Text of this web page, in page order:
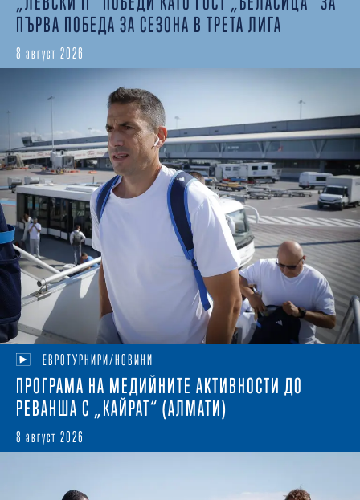
ПЪРВА ПОБЕДА ЗА СЕЗОНА В ТРЕТА ЛИГА
8 август 2026
ЕВРОТУРНИРИ/НОВИНИ
ПРОГРАМА НА МЕДИЙНИТЕ АКТИВНОСТИ ДО
РЕВАНША С „КАЙРАТ“ (АЛМАТИ)
8 август 2026